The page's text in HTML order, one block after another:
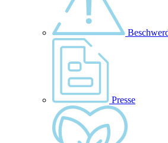
Presse